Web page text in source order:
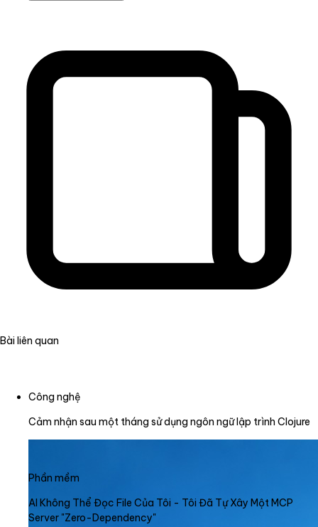
Bài liên quan
Công nghệ
Cảm nhận sau một tháng sử dụng ngôn ngữ lập trình Clojure
Phần mềm
AI Không Thể Đọc File Của Tôi - Tôi Đã Tự Xây Một MCP
Server "Zero-Dependency"